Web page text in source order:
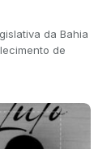
da Bahia
de